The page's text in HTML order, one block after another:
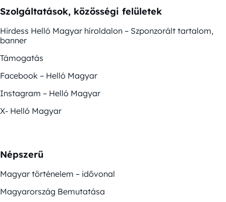
Szolgáltatások, közösségi felületek
Hirdess Helló Magyar híroldalon – Szponzorált tartalom,
banner
Támogatás
Facebook – Helló Magyar
Instagram – Helló Magyar
X- Helló Magyar
Népszerű
Magyar történelem – idővonal
Magyarország Bemutatása